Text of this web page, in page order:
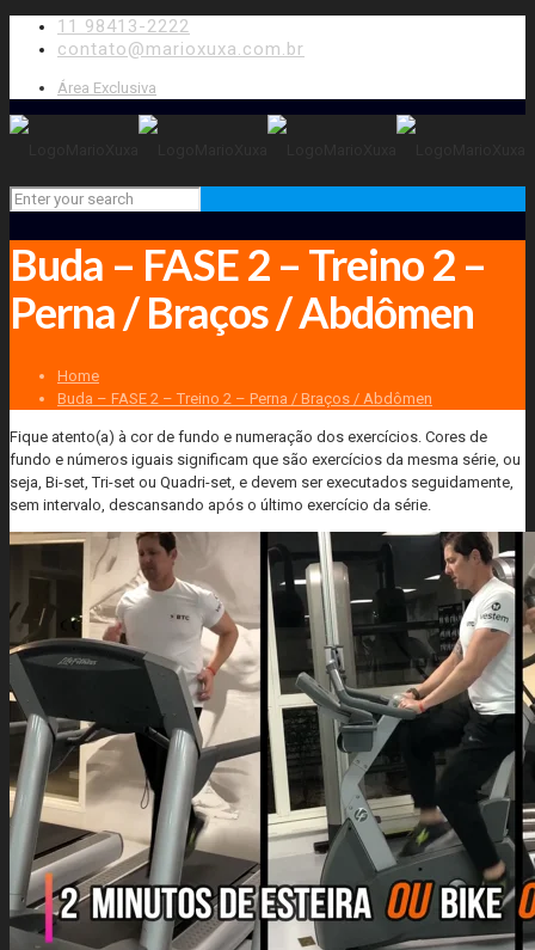
11 98413-2222
contato@marioxuxa.com.br
Área Exclusiva
Buda – FASE 2 – Treino 2 –
Perna / Braços / Abdômen
Home
Buda – FASE 2 – Treino 2 – Perna / Braços / Abdômen
Fique atento(a) à cor de fundo e numeração dos exercícios. Cores de
fundo e números iguais significam que são exercícios da mesma série, ou
seja, Bi-set, Tri-set ou Quadri-set, e devem ser executados seguidamente,
sem intervalo, descansando após o último exercício da série.